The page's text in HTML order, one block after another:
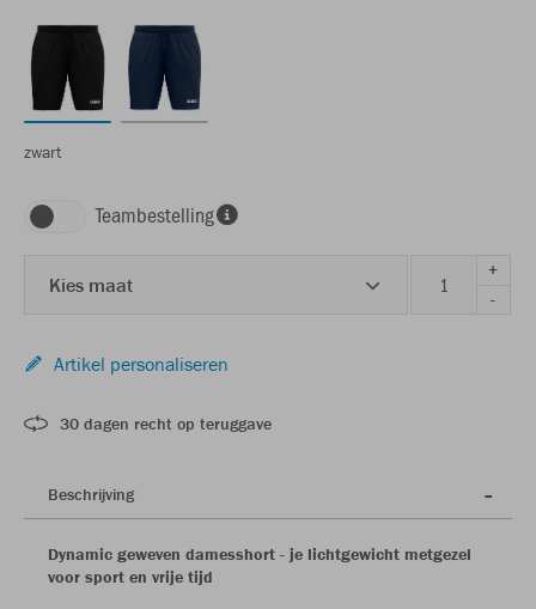
zwart
Teambestelling
Kies maat
+
-
Artikel personaliseren
30 dagen recht op teruggave
Beschrijving
Dynamic geweven damesshort - je lichtgewicht metgezel
voor sport en vrije tijd